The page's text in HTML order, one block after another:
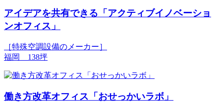
アイデアを共有できる「アクティブイノベーショ
ンオフィス」
［特殊空調設備のメーカー］
福岡 138坪
働き方改革オフィス「おせっかいラボ」